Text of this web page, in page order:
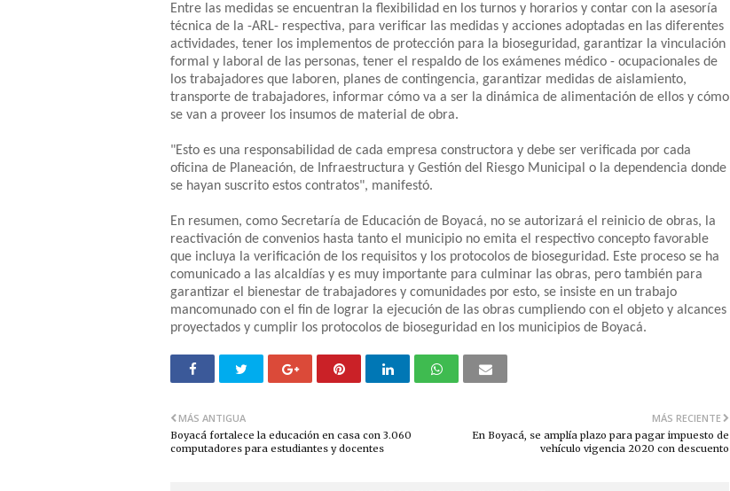
Entre las medidas se encuentran la flexibilidad en los turnos y horarios y contar con la asesoría
técnica de la -ARL- respectiva, para verificar las medidas y acciones adoptadas en las diferentes
actividades, tener los implementos de protección para la bioseguridad, garantizar la vinculación
formal y laboral de las personas, tener el respaldo de los exámenes médico - ocupacionales de
los trabajadores que laboren, planes de contingencia, garantizar medidas de aislamiento,
transporte de trabajadores, informar cómo va a ser la dinámica de alimentación de ellos y cómo
se van a proveer los insumos de material de obra.
"Esto es una responsabilidad de cada empresa constructora y debe ser verificada por cada
oficina de Planeación, de Infraestructura y Gestión del Riesgo Municipal o la dependencia donde
se hayan suscrito estos contratos", manifestó.
En resumen, como Secretaría de Educación de Boyacá, no se autorizará el reinicio de obras, la
reactivación de convenios hasta tanto el municipio no emita el respectivo concepto favorable
que incluya la verificación de los requisitos y los protocolos de bioseguridad. Este proceso se ha
comunicado a las alcaldías y es muy importante para culminar las obras, pero también para
garantizar el bienestar de trabajadores y comunidades por esto, se insiste en un trabajo
mancomunado con el fin de lograr la ejecución de las obras cumpliendo con el objeto y alcances
proyectados y cumplir los protocolos de bioseguridad en los municipios de Boyacá.
MÁS RECIENTE
En Boyacá, se amplía plazo para pagar impuesto de
vehículo vigencia 2020 con descuento
MÁS ANTIGUA
Boyacá fortalece la educación en casa con 3.060
computadores para estudiantes y docentes